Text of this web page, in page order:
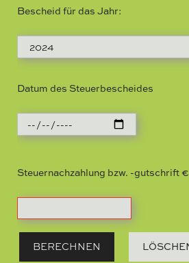
Bescheid für das Jahr:
Datum des Steuerbescheides
Steuernachzahlung bzw. -gutschrift €